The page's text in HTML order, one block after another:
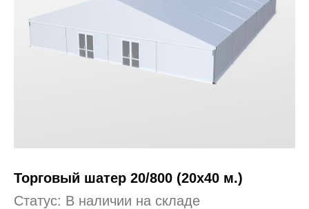
Торговый шатер 20/800 (20х40 м.)
Статус: В наличии на складе